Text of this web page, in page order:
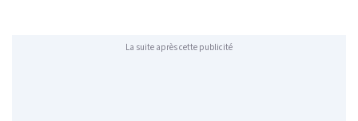
La suite après cette publicité